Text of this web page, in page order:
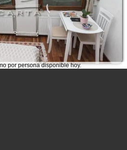
por persona disponible hoy.